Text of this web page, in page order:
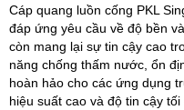
Cáp quang luồn cống PKL
đáp ứng yêu cầu về độ bền
còn mang lại sự tin cậy cao
năng chống thấm nước, ổn
hoàn hảo cho các ứng dụng
hiệu suất cao và độ tin cậy tối